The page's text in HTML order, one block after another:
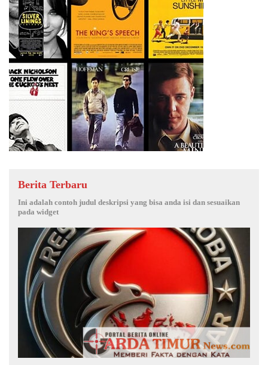
Berita Terbaru
Ini adalah contoh judul deskripsi yang bisa anda isi dan sesuaikan
pada widget